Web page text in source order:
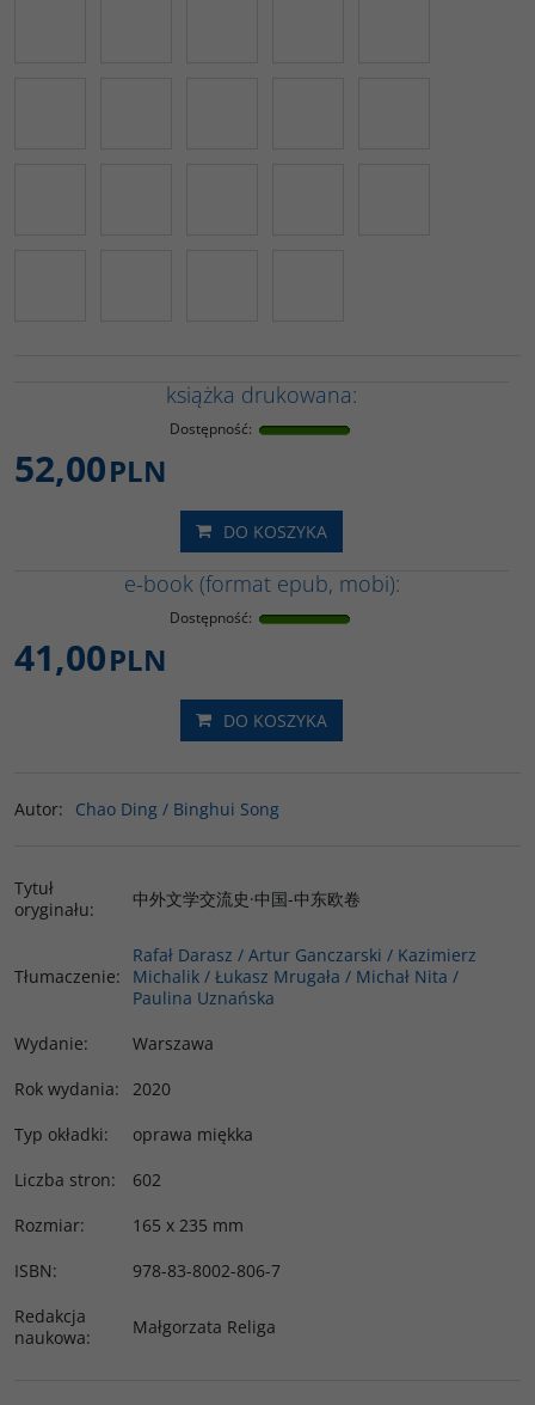
książka drukowana:
Dostępność:
52,00PLN
DO KOSZYKA
e-book (format epub, mobi):
Dostępność:
41,00PLN
DO KOSZYKA
Autor: Chao Ding / Binghui Song
Tytuł
oryginału: 中外文学交流史·中国-中东欧卷
Tłumaczenie:
Rafał Darasz / Artur Ganczarski / Kazimierz
Michalik / Łukasz Mrugała / Michał Nita /
Paulina Uznańska
Wydanie:
Warszawa
Rok wydania:
2020
Typ okładki:
oprawa miękka
Liczba stron:
602
Rozmiar:
165 x 235 mm
ISBN:
978-83-8002-806-7
Redakcja
naukowa: Małgorzata Religa